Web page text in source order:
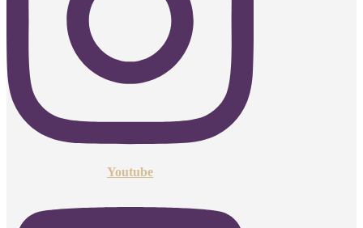
Youtube